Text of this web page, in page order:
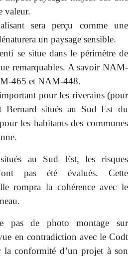
valeur.
sera perçu comme une
un paysage sensible.
se situe dans le périmètre de
remarquables. A savoir NAM-
465 et NAM-448.
pour les riverains (pour
Bernard situés au Sud Est du
les habitants des communes
au Sud Est, les risques
pas été évalués. Cette
rompra la cohérence avec le
pas de photo montage sur
en contradiction avec le Codt
conformité d’un projet à son